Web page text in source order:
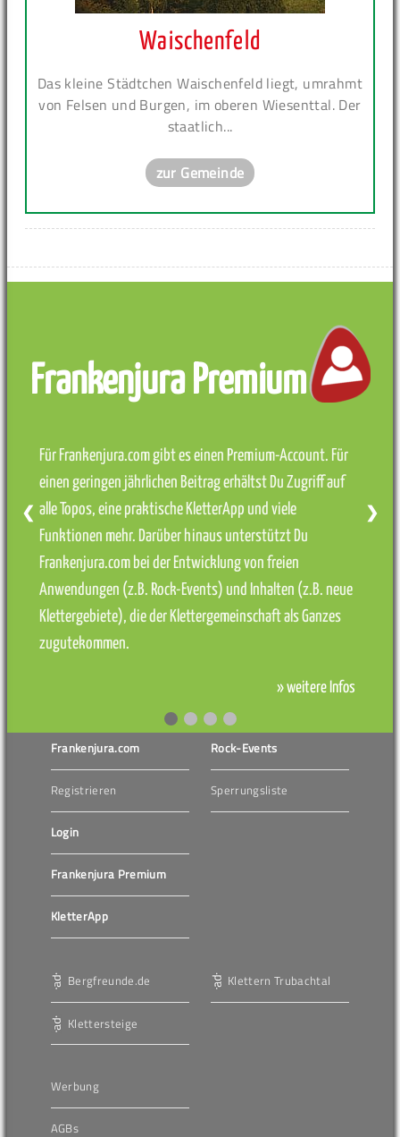
Waischenfeld
Das kleine Städtchen Waischenfeld liegt, umrahmt
von Felsen und Burgen, im oberen Wiesenttal. Der
staatlich...
zur Gemeinde
Frankenjura Premium
Für Frankenjura.com gibt es einen Premium-Account. Für
einen geringen jährlichen Beitrag erhältst Du Zugriff auf
alle Topos, eine praktische KletterApp und viele
Funktionen mehr. Darüber hinaus unterstützt Du
Frankenjura.com bei der Entwicklung von freien
Anwendungen (z.B. Rock-Events) und Inhalten (z.B. neue
Klettergebiete), die der Klettergemeinschaft als Ganzes
zugutekommen.
» weitere Infos
❮ ❯
Frankenjura.com
Registrieren
Login
Frankenjura Premium
KletterApp
Rock-Events
Sperrungsliste
Bergfreunde.de
Klettersteige
Klettern Trubachtal
Werbung
AGBs